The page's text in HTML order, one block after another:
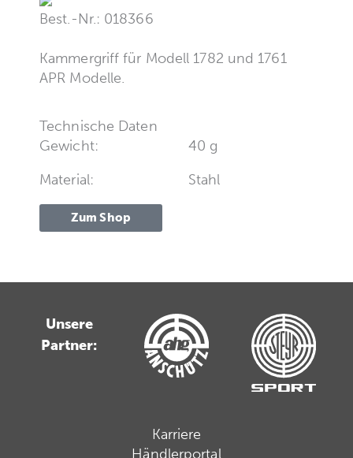
Best.-Nr.: 018366
Kammergriff für Modell 1782 und 1761
APR Modelle.
Technische Daten
Gewicht:
40 g
Material:
Stahl
Zum Shop
Unsere
Partner:
Karriere
Händlerportal